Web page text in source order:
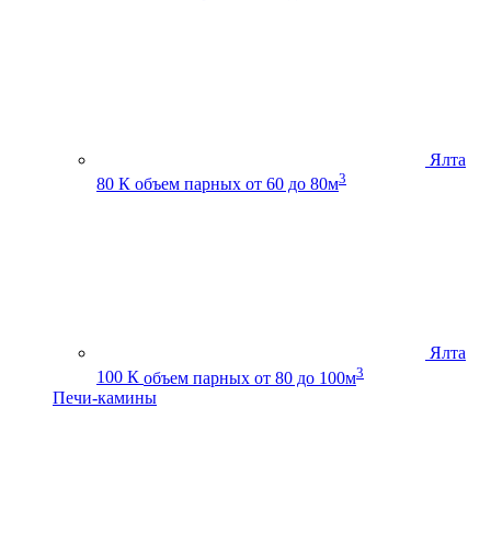
Ялта
80 К объем парных от 60 до 80м3
Ялта
100 К объем парных от 80 до 100м3
Печи-камины